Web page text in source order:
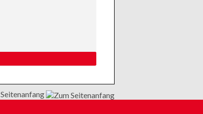
Seitenanfang